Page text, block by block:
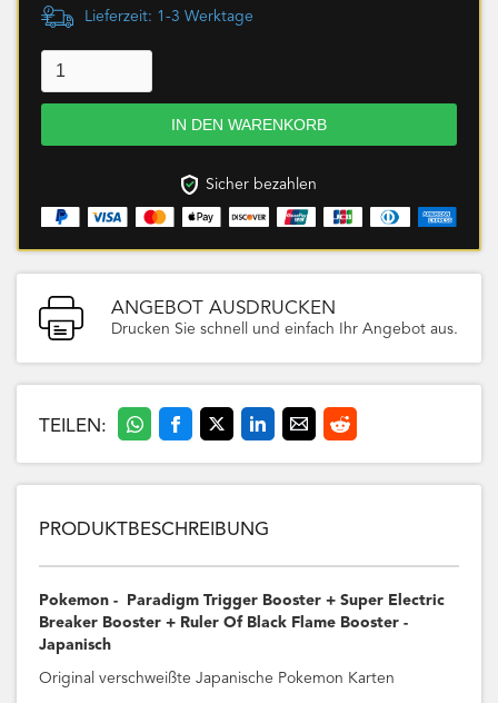
Lieferzeit: 1-3 Werktage
Sicher bezahlen
ANGEBOT AUSDRUCKEN
Drucken Sie schnell und einfach Ihr Angebot aus.
TEILEN:
PRODUKTBESCHREIBUNG
Pokemon - Paradigm Trigger Booster + Super Electric
Breaker Booster + Ruler Of Black Flame Booster -
Japanisch
Original verschweißte Japanische Pokemon Karten